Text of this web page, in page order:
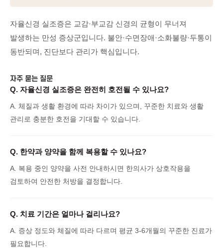
자율신경 실조증은 교감·부교감 신경의 균형이 무너져
발생하는 만성 증상군입니다. 불안·수면장애·소화불량·두통이
동반되며, 진단보다 관리가 핵심입니다.
자주 묻는 질문
Q. 자율신경 실조증은 완전히 호전될 수 있나요?
A. 체질과 생활 환경에 따라 차이가 있으며, 꾸준한 치료와 생활
관리로 충분한 호전을 기대할 수 있습니다.
Q. 한약과 양약을 함께 복용할 수 있나요?
A. 복용 중인 양약을 사전 안내하시면 한의사가 상호작용을
검토하여 안전한 처방을 결정합니다.
Q. 치료 기간은 얼마나 걸리나요?
A. 증상 정도와 체질에 따라 다르며 평균 3-6개월의 꾸준한 진료가
필요합니다.